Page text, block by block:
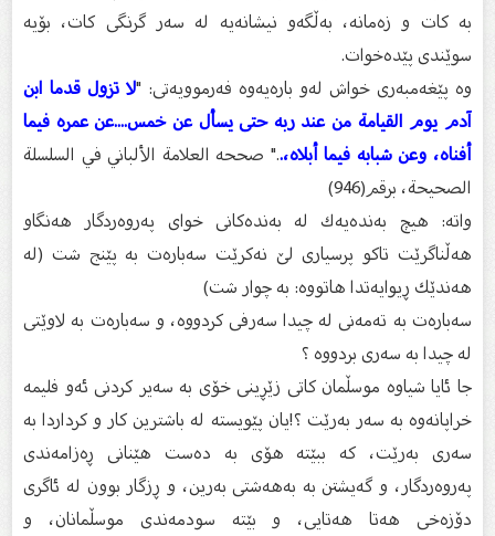
بە كات و زەمانە، بەڵگەو نیشانەیە لە سەر گرنگى كات، بۆیە
سوێندى پێدەخوات.
وە پێغەمبەرى خواش لەو بارەیەوە فەرموویەتى: "لا تزول قدما ابن
آدم يوم القيامة من عند ربه حتى يسأل عن خمس....عن عمره فيما
أفناه، وعن شبابه فيما أبلاه،.." صححه العلامة الألباني في السلسلة
الصحيحة، برقم(946)
واتە: هیچ بەندەیەك لە بەندەكانى خواى پەروەردگار هەنگاو
هەڵناگرێت تاكو پرسیارى لێ نەكرێت سەبارەت بە پێنج شت (لە
هەندێك ڕیوایەتدا هاتووە: بە چوار شت)
سەبارەت بە تەمەنى لە چیدا سەرفى كردووە، و سەبارەت بە لاوێتى
لە چیدا بە سەرى بردووە ؟
جا ئایا شیاوە موسڵمان كاتى زێڕینى خۆى بە سەیر کردنى ئەو فلیمە
خراپانەوە بە سەر بەرێت ؟!یان پێویستە لە باشترین كار و كرداردا بە
سەرى بەرێت، كە ببێتە هۆى بە دەست هێنانى ڕەزامەندى
پەروەردگار، و گەیشتن بە بەهەشتى بەرین، و ڕزگار بوون لە ئاگرى
دۆزەخى هەتا هەتایى، و بێتە سودمەندى موسڵمانان، و